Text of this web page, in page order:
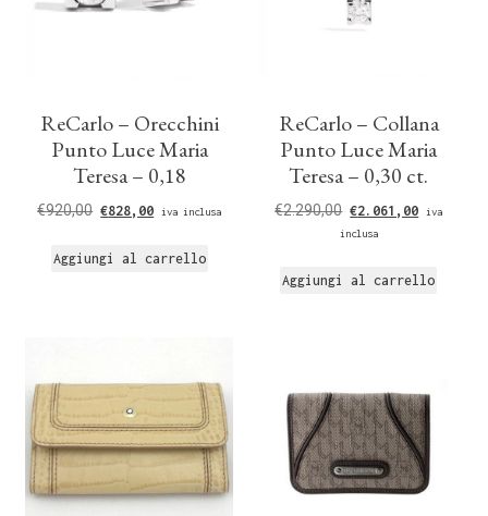
ReCarlo – Orecchini
Punto Luce Maria
Teresa – 0,18
€920,00 €828,00 iva inclusa
Aggiungi al carrello
ReCarlo – Collana
Punto Luce Maria
Teresa – 0,30 ct.
€2.290,00 €2.061,00
iva
inclusa
Aggiungi al carrello